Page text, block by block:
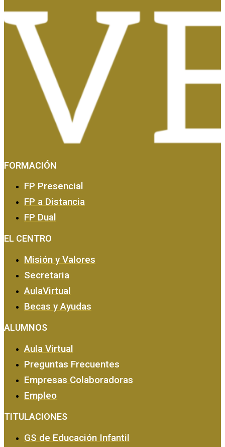
Tasas, Solicitud de Títulos y Certificados
FORMACIÓN
FP Presencial
FP a Distancia
FP Dual
EL CENTRO
Misión y Valores
Secretaria
AulaVirtual
Becas y Ayudas
ALUMNOS
Aula Virtual
Preguntas Frecuentes
Empresas Colaboradoras
Empleo
TITULACIONES
GS de Educación Infantil